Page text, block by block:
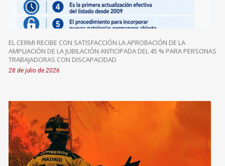
EL CERMI RECIBE CON SATISFACCIÓN LA APROBACIÓN DE LA
AMPLIACIÓN DE LA JUBILACIÓN ANTICIPADA DEL 45 % PARA PERSONAS
TRABAJADORAS CON DISCAPACIDAD
28 de julio de 2026